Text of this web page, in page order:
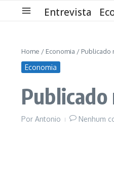
Entrevista
Home / Economia / Publicado
Economia
Por Antonio Nenhum